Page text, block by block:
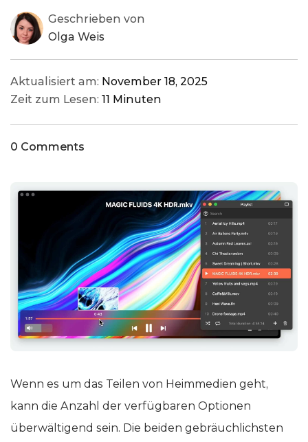
Geschrieben von
Olga Weis
Aktualisiert am: November 18, 2025
Zeit zum Lesen: 11 Minuten
0 Comments
Wenn es um das Teilen von Heimmedien geht,
kann die Anzahl der verfügbaren Optionen
überwältigend sein. Die beiden gebräuchlichsten